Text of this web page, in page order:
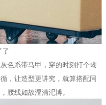
色系带马甲，穿的时刻打个蝴
，让造型更讲究，就算搭配同
腰线如故澄清汜博。